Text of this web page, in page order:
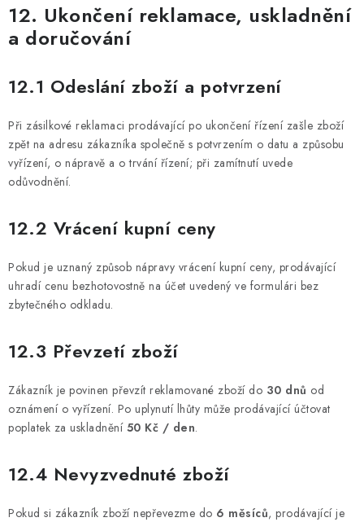
12. Ukončení reklamace, uskladnění
a doručování
12.1 Odeslání zboží a potvrzení
Při zásilkové reklamaci prodávající po ukončení řízení zašle zboží
zpět na adresu zákazníka společně s potvrzením o datu a způsobu
vyřízení, o nápravě a o trvání řízení; při zamítnutí uvede
odůvodnění.
12.2 Vrácení kupní ceny
Pokud je uznaný způsob nápravy vrácení kupní ceny, prodávající
uhradí cenu bezhotovostně na účet uvedený ve formulári bez
zbytečného odkladu.
12.3 Převzetí zboží
Zákazník je povinen převzít reklamované zboží do 30 dnů od
oznámení o vyřízení. Po uplynutí lhůty může prodávající účtovat
poplatek za uskladnění 50 Kč / den.
12.4 Nevyzvednuté zboží
Pokud si zákazník zboží nepřevezme do 6 měsíců, prodávající je